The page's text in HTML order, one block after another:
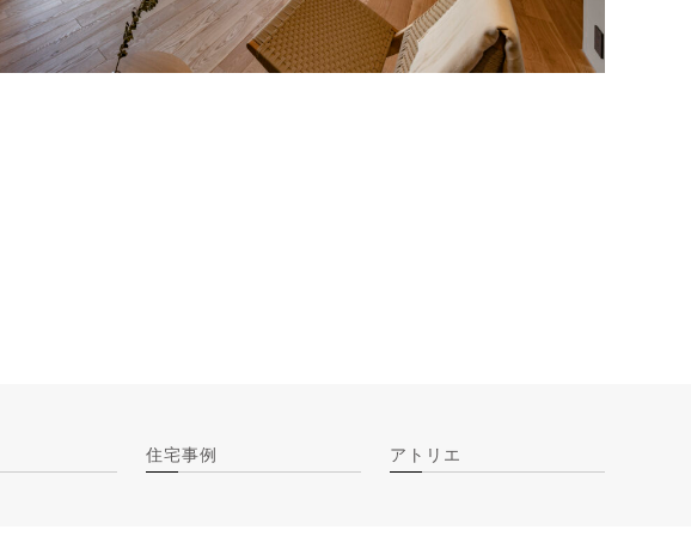
住宅事例 アトリエ